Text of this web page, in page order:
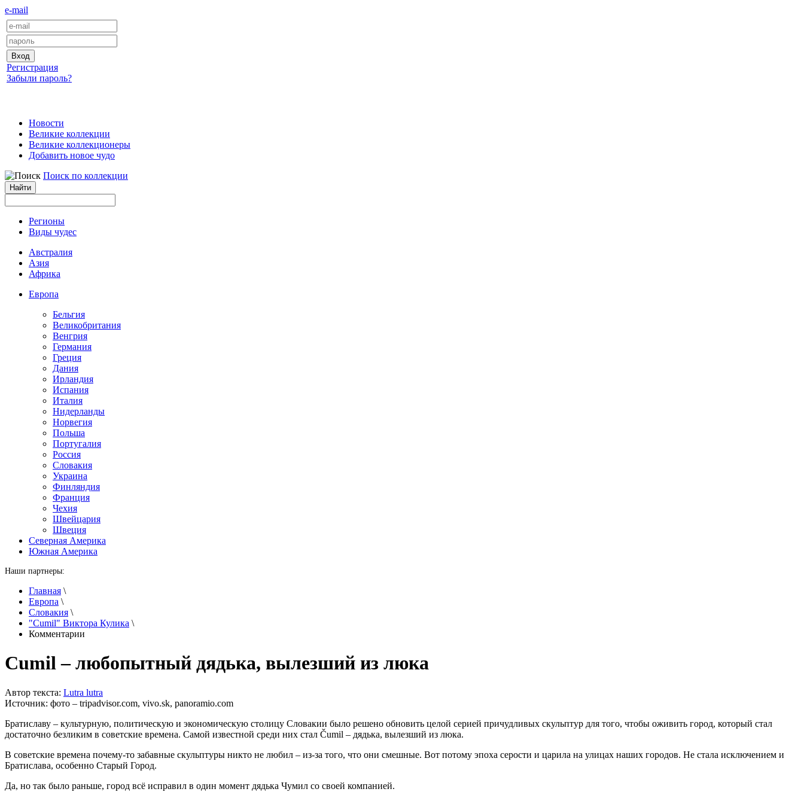
e-mail
Регистрация
Забыли пароль?
Новости
Великие коллекции
Великие коллекционеры
Добавить новое чудо
Поиск по коллекции
Регионы
Виды чудес
Австралия
Азия
Африка
Европа
Бельгия
Великобритания
Венгрия
Германия
Греция
Дания
Ирландия
Испания
Италия
Нидерланды
Норвегия
Польша
Португалия
Россия
Словакия
Украина
Финляндия
Франция
Чехия
Швейцария
Швеция
Северная Америка
Южная Америка
Наши партнеры:
Главная \
Европа \
Словакия \
"Сumil" Виктора Кулика \
Комментарии
Сumil – любопытный дядька, вылезший из люка
Автор текста: Lutra lutra
Источник: фото – tripadvisor.com, vivo.sk, panoramio.com
Братиславу – культурную, политическую и экономическую столицу Словакии было решено обновить целой серией причудливых скульптур для того, чтобы оживить город, который стал
достаточно безликим в советские времена. Самой известной среди них стал Čumil – дядька, вылезший из люка.
В советские времена почему-то забавные скульптуры никто не любил – из-за того, что они смешные. Вот потому эпоха серости и царила на улицах наших городов. Не стала исключением и
Братислава, особенно Старый Город.
Да, но так было раньше, город всё исправил в один момент дядька Чумил со своей компанией.